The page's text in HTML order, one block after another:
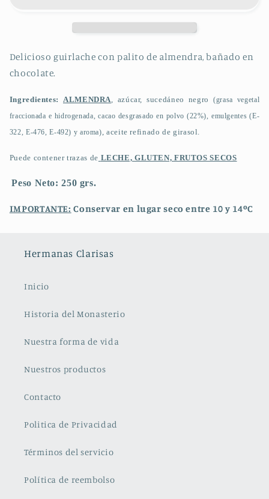
Delicioso guirlache con palito de almendra, bañado en
chocolate.
Ingredientes: ALMENDRA, azúcar, sucedáneo negro(grasa vegetal
fraccionada e hidrogenada, cacao desgrasado en polvo (22%), emulgentes (E-
322, E-476, E-492) y aroma), aceite refinado de girasol.
Puede contener trazas de LECHE, GLUTEN, FRUTOS SECOS
Peso Neto: 250 grs.
IMPORTANTE: Conservar en lugar seco entre 10 y 14ºC
Hermanas Clarisas
Inicio
Historia del Monasterio
Nuestra forma de vida
Nuestros productos
Contacto
Politica de Privacidad
Términos del servicio
Política de reembolso